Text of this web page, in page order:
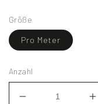
Größe
Pro Meter
Anzahl